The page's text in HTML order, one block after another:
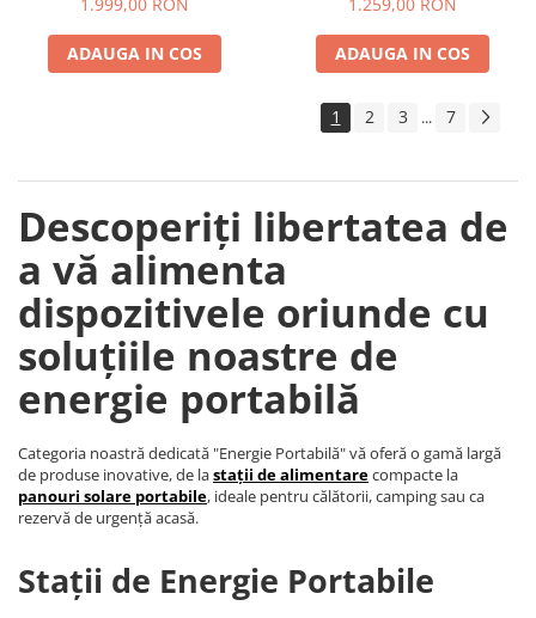
ADAUGA IN COS ADAUGA IN COS
1 2 3 ... 7
Descoperiți libertatea de
a vă alimenta
dispozitivele oriunde cu
soluțiile noastre de
energie portabilă
Categoria noastră dedicată "Energie Portabilă" vă oferă o gamă largă
de produse inovative, de lastații de alimentarecompacte la
panouri solare portabile, ideale pentru călătorii, camping sau ca
rezervă de urgență acasă.
Stații de Energie Portabile